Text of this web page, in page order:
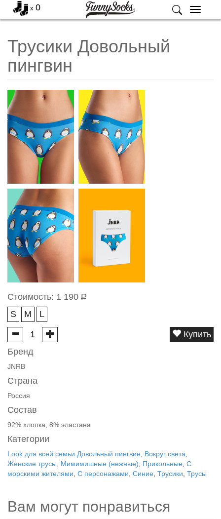
Меню
x 0
Трусики Довольный
пингвин
Стоимость: 1 190 Р
S
M L
Купить
Бренд
JNRB
Страна
Россия
Состав
92% хлопка, 8% эластана
Категории
Look для всей семьи Довольный пингвин Вокруг света
Женские трусы
Мимимишные (нежные) Прикольные С
морскими жителями С персонажами Синие Трусики Трусы
Вам могут понравиться